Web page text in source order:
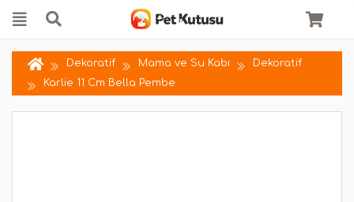
Dekoratif Mama ve Su Kabı
Dekoratif
Karlie 11 Cm Bella Pembe